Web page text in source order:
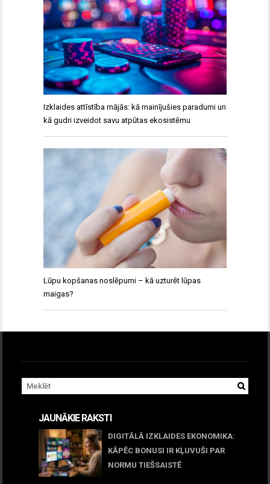
Izklaides attīstība mājās: kā mainījušies paradumi un
kā gudri izveidot savu atpūtas ekosistēmu
Lūpu kopšanas noslēpumi – kā uzturēt lūpas
maigas?
JAUNĀKIE RAKSTI
DIGITĀLĀ IZKLAIDES EKONOMIKA:
KĀPĒC BONUSI IR KĻUVUŠI PAR
NORMU TIEŠSAISTĒ